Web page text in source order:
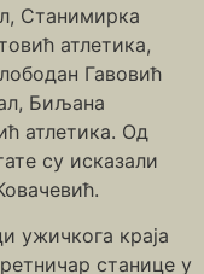
Станимирка
атлетика,
Гавовић
Биљана
атлетика. Од
су исказали
ужичкога краја
станице у